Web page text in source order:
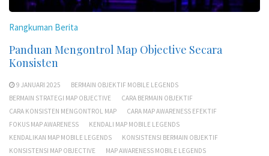
Rangkuman Berita
Panduan Mengontrol Map Objective Secara
Konsisten
9 JANUARI 2025
BERMAIN OBJEKTIF MOBILE LEGENDS
BERMAIN STRATEGI MAP OBJECTIVE
CARA BERMAIN OBJEKTIF
CARA KONSISTEN MENGONTROL MAP
CARA MAP AWARENESS EFEKTIF
FOKUS MAP AWARENESS
KENDALI MAP MOBILE LEGENDS
KENDALIKAN MAP MOBILE LEGENDS
KONSISTENSI BERMAIN OBJEKTIF
KONSISTENSI MAP OBJECTIVE
MAP AWARENESS MOBILE LEGENDS